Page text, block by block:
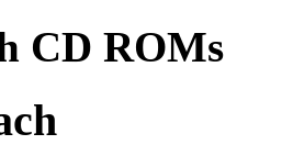
CD ROMs